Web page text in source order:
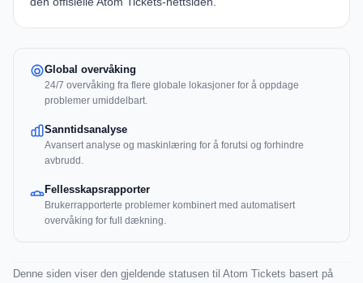
Global overvåking
24/7 overvåking fra flere globale lokasjoner for å oppdage
problemer umiddelbart.
Sanntidsanalyse
Avansert analyse og maskinlæring for å forutsi og forhindre
avbrudd.
Fellesskapsrapporter
Brukerrapporterte problemer kombinert med automatisert
overvåking for full dækning.
Denne siden viser den gjeldende statusen til Atom Tickets basert på